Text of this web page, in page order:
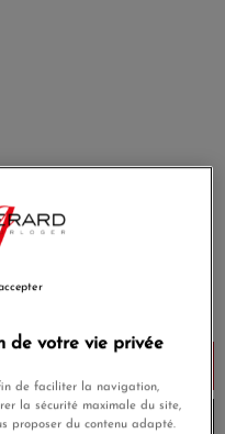
de votre vie privée
de faciliter la navigation,
la sécurité maximale du site,
proposer du contenu adapté.